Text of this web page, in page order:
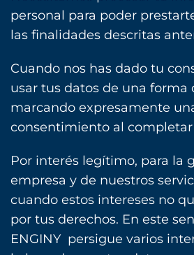
personal para poder
las finalidades descritas
Cuando nos has dado tu
usar tus datos de una forma
marcando expresamente
consentimiento al
Por interés legítimo, para la
empresa y de nuestros
cuando estos intereses no
por tus derechos. En este
ENGINY persigue varios